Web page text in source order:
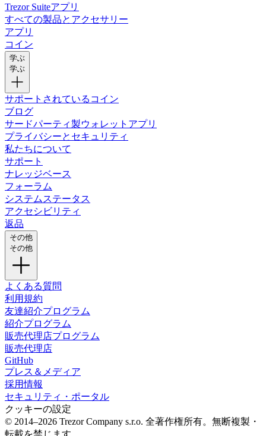
Trezor Suiteアプリ
すべての製品とアクセサリー
アプリ
コイン
学ぶ
学ぶ
サポートされているコイン
ブログ
サードパーティ製ウォレットアプリ
プライバシーとセキュリティ
私たちについて
サポート
ナレッジベース
フォーラム
システムステータス
アクセシビリティ
返品
その他
その他
よくある質問
利用規約
友達紹介プログラム
紹介プログラム
販売代理店プログラム
販売代理店
GitHub
プレス＆メディア
採用情報
セキュリティ・ポータル
クッキーの設定
© 2014–2026 Trezor Company s.r.o. 全著作権所有。無断複製・
転載を禁じます。